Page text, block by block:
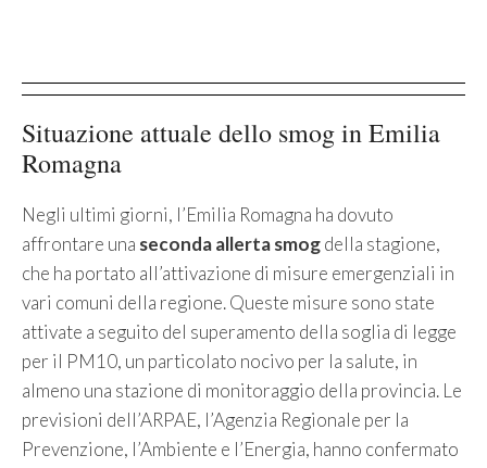
Situazione attuale dello smog in Emilia
Romagna
Negli ultimi giorni, l’Emilia Romagna ha dovuto
affrontare una seconda allerta smogdella stagione,
che ha portato all’attivazione di misure emergenziali in
vari comuni della regione. Queste misure sono state
attivate a seguito del superamento della soglia di legge
per il PM10, un particolato nocivo per la salute, in
almeno una stazione di monitoraggio della provincia. Le
previsioni dell’ARPAE, l’Agenzia Regionale per la
Prevenzione, l’Ambiente e l’Energia, hanno confermato